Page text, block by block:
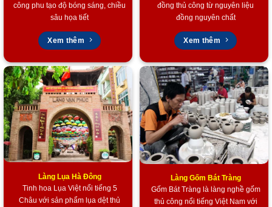
công phu tạo độ bóng sáng, chiều
sâu họa tiết
Xem thêm
đồng thủ công từ nguyên liệu
đồng nguyên chất
Xem thêm
Làng Lụa Hà Đông
Tinh hoa Lụa Việt nổi tiếng 5
Châu với sản phẩm lụa dệt thủ
Làng Gốm Bát Tràng
Gốm Bát Tràng là làng nghề gốm
thủ công nổi tiếng Việt Nam với